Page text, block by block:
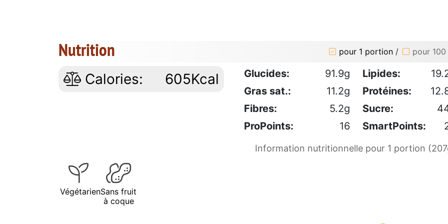
Nutrition pour 1 portion / pour 100
Calories: 605Kcal Glucides: 91.9g Lipides:
Gras sat.:
11.2g Protéines:
Fibres:
5.2g Sucre:
ProPoints:
16 SmartPoints:
Information nutritionnelle pour 1 portion
VégétarienSans fruit
à coque